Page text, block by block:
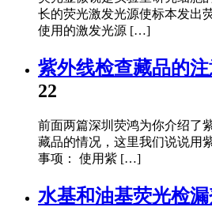
长的荧光激发光源使标本发出
使用的激发光源 […]
紫外线检查藏品的
22
前面两篇深圳荧鸿为你介绍了
藏品的情况，这里我们说说用
事项： 使用紫 […]
水基和油基荧光检漏